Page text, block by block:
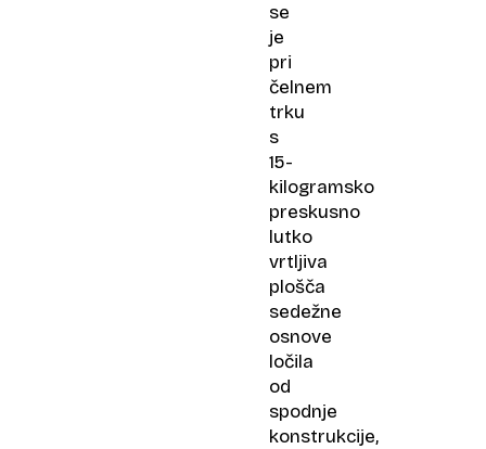
se
je
pri
čelnem
trku
s
15-
kilogramsko
preskusno
lutko
vrtljiva
plošča
sedežne
osnove
ločila
od
spodnje
konstrukcije,